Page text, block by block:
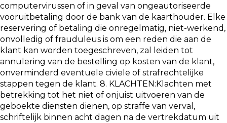
computervirussen of in geval van ongeautoriseerde
vooruitbetaling door de bank van de kaarthouder. Elke
reservering of betaling die onregelmatig, niet-werkend,
onvolledig of frauduleus is om een reden die aan de
klant kan worden toegeschreven, zal leiden tot
annulering van de bestelling op kosten van de klant,
onverminderd eventuele civiele of strafrechtelijke
stappen tegen de klant. 8. KLACHTEN:Klachten met
betrekking tot het niet of onjuist uitvoeren van de
geboekte diensten dienen, op straffe van verval,
schriftelijk binnen acht dagen na de vertrekdatum uit